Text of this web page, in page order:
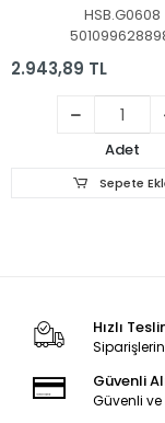
Partisi Lala +3 yaş
HSB.G0608
2.943,89 TL
Adet
Sepete
Hızlı
Güvenli
Güvenli